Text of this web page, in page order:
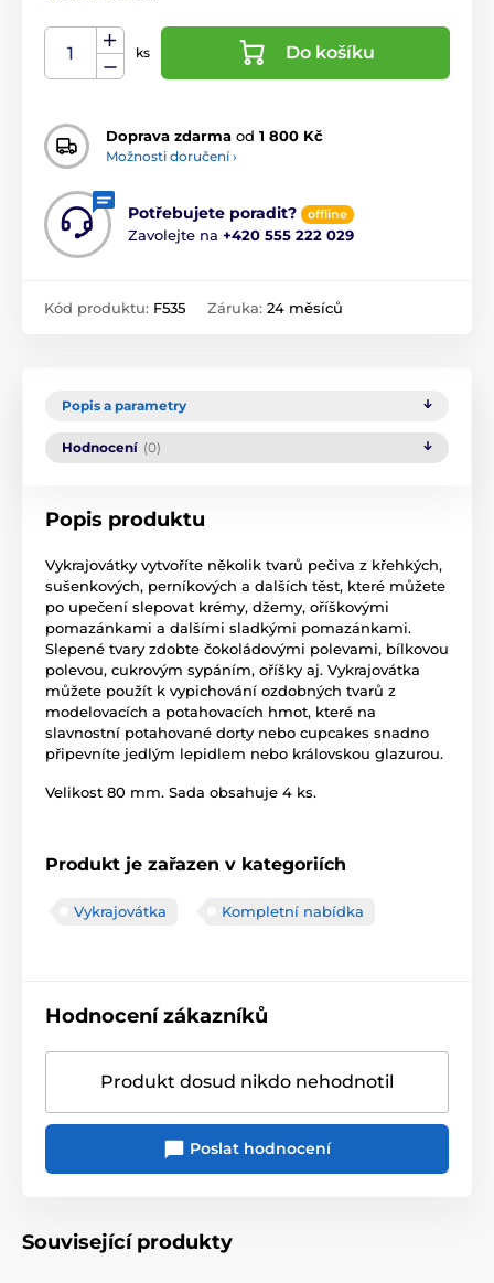
ks Do košíku
Doprava zdarma od 1 800 Kč
Možnosti doručení ›
Potřebujete poradit? offline
Zavolejte na +420 555 222 029
Kód produktu: F535 Záruka: 24 měsíců
Popis a parametry
Hodnocení (0)
Popis produktu
Vykrajovátky vytvoříte několik tvarů pečiva z křehkých,
sušenkových, perníkových a dalších těst, které můžete
po upečení slepovat krémy, džemy, oříškovými
pomazánkami a dalšími sladkými pomazánkami.
Slepené tvary zdobte čokoládovými polevami, bílkovou
polevou, cukrovým sypáním, oříšky aj. Vykrajovátka
můžete použít k vypichování ozdobných tvarů z
modelovacích a potahovacích hmot, které na
slavnostní potahované dorty nebo cupcakes snadno
připevníte jedlým lepidlem nebo královskou glazurou.
Velikost 80 mm. Sada obsahuje 4 ks.
Produkt je zařazen v kategoriích
Vykrajovátka Kompletní nabídka
Hodnocení zákazníků
Produkt dosud nikdo nehodnotil
Poslat hodnocení
Související produkty